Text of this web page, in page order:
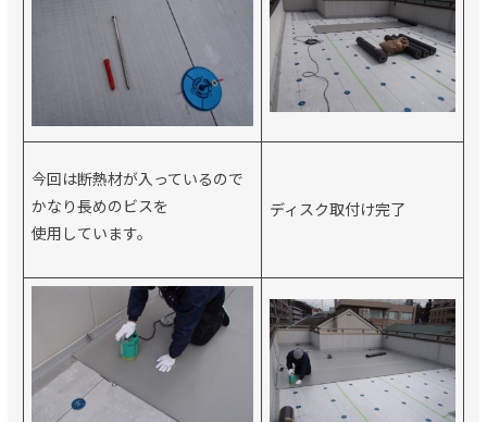
今回は断熱材が入っているので
かなり長めのビスを
使用しています。
ディスク取付け完了